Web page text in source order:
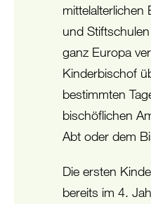
mittelalterlichen
und
ganz Europa
Kinderbischof
bestimmten
bischöflichen
Abt oder dem
Die ersten
bereits im 4.